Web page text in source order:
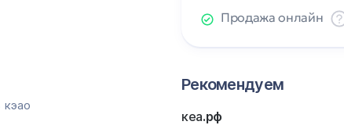
кэао
Продажа онлайн
Рекомендуем
кеа.рф